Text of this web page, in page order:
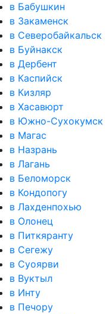
в Бабушкин
в Закаменск
в Северобайкальск
в Буйнакск
в Дербент
в Каспийск
в Кизляр
в Хасавюрт
в Южно-Сухокумск
в Магас
в Назрань
в Лагань
в Беломорск
в Кондопогу
в Лахденпохью
в Олонец
в Питкяранту
в Сегежу
в Суоярви
в Вуктыл
в Инту
в Печору